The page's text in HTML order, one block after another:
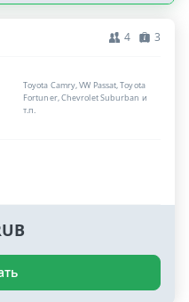
4 3
Toyota Camry, VW Passat, Toyota
Fortuner, Chevrolet Suburban и
т.п.